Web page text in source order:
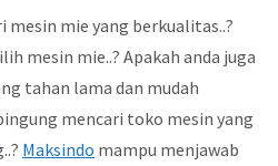
mie yang berkualitas..?
mesin mie..? Apakah anda juga
tahan lama dan mudah
mencari toko mesin yang
Maksindo mampu menjawab